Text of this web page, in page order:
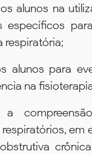
alunos na
específicos
respiratória;
alunos para
na
a
em